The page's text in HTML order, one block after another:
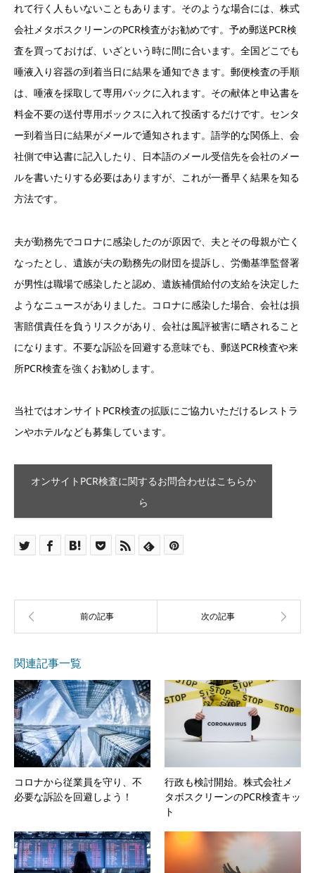
れて行く人もいないこともあります。そのような場合には、株式
会社メタボスクリーンのPCR検査がお勧めです。予め郵送PCR検
査を買っておけば、いざという時に間に合います。全国どこでも
唾液入り容器の到着当日に結果を通知できます。郵便検査の手順
は、唾液を採取して専用バックに入れます。その献体と申込書を
料金不要の送付専用ボックスに入れて投函するだけです。センタ
ー到着当日に結果がメールで通知されます。語学的な関係上、会
社側で申込書に記入したり、日本語のメール受信先を会社のメー
ルを書いたりする必要はありますが、これが一番早く結果を知る
方法です。
夫が勤務先でコロナに感染したのが原因で、夫とその母親が亡く
なったとし、遺族が夫の勤務先の財団を提訴し、労働基準監督署
が男性は職場で感染したと認め、遺族補償給付の支給を決定した
ようなニュースがありました。コロナに感染した場合、会社は損
害賠償責任を負うリスクがあり、会社は風評被害に晒されること
になります。不要な訴訟を回避する意味でも、郵送PCR検査や来
所PCR検査を強くお勧めします。
当社ではオンサイトPCR検査の拡販にご協力いただけるレストラ
ンやホテルなども募集しています。
オンサイトPCR検査に関するお問合わせはこちらか
ら
関連記事一覧
コロナから従業員を守り、不
必要な訴訟を回避しよう！
行政も検討開始。株式会社メ
タボスクリーンのPCR検査キッ
ト